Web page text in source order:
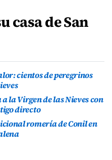
casa de San
cientos de peregrinos
la Virgen de las Nieves con
directo
romería de Conil en